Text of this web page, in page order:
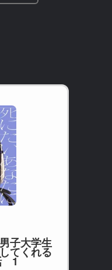
子大学生
てくれる
1